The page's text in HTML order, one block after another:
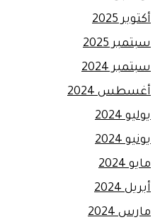
أكتوبر 2025
سبتمبر 2025
سبتمبر 2024
أغسطس 2024
يوليو 2024
يونيو 2024
مايو 2024
أبريل 2024
مارس 2024